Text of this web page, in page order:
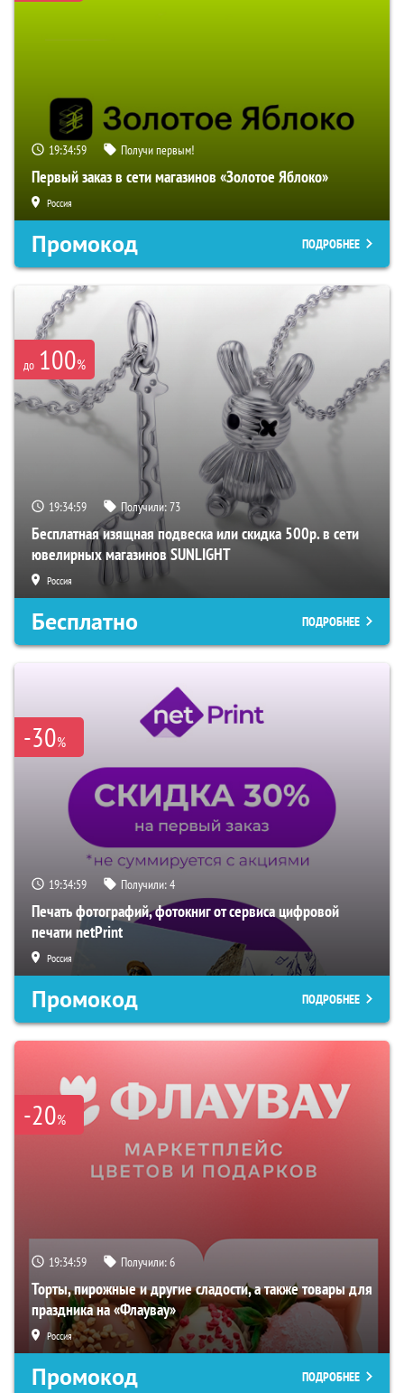
19:34:58 Получи первым!
Первый заказ в сети магазинов «Золотое Яблоко»
Россия
Промокод ПОДРОБНЕЕ
до 100%
19:34:58 Получили:73
Бесплатная изящная подвеска или скидка 500р. в сети
ювелирных магазинов SUNLIGHT
Россия
Бесплатно ПОДРОБНЕЕ
-30%
19:34:58 Получили:4
Печать фотографий, фотокниг от сервиса цифровой
печати netPrint
Россия
Промокод ПОДРОБНЕЕ
-20%
19:34:58 Получили:6
Торты, пирожные и другие сладости, а также товары для
праздника на «Флаувау»
Россия
Промокод ПОДРОБНЕЕ